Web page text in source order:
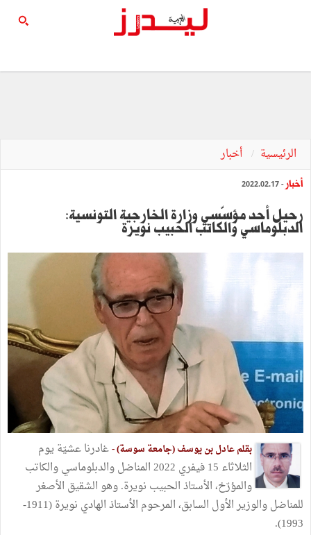
الرئيسية أخبار
أخبار - 2022.02.17
رحيل أحد مؤسّسي وزارة الخارجية التونسية:
الدبلوماسي والكاتب الحبيب نويرة
بقلم عادل بن يوسف (جامعة سوسة) -غادرنا عشيّة يوم
الثلاثاء 15 فيفري 2022 المناضل والدبلوماسي والكاتب
والمؤرّخ، الأستاذ الحبيب نويرة. وهو الشقيق الأصغر
للمناضل والوزير الأول السابق، المرحوم الأستاذ الهادي نويرة (1911-
1993).